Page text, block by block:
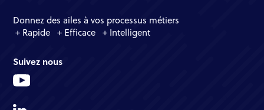
Donnez des ailes à vos processus métiers
+ Rapide + Efficace + Intelligent
Suivez nous